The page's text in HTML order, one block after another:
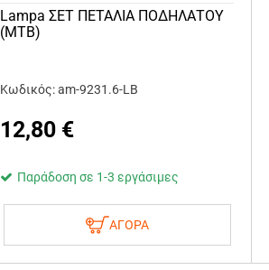
Lampa ΣΕΤ ΠΕΤΑΛΙΑ ΠΟΔΗΛΑΤΟΥ
(MTB)
Κωδικός: am-9231.6-LB
12,80 €
Παράδοση σε 1-3 εργάσιμες
ΑΓΟΡΑ